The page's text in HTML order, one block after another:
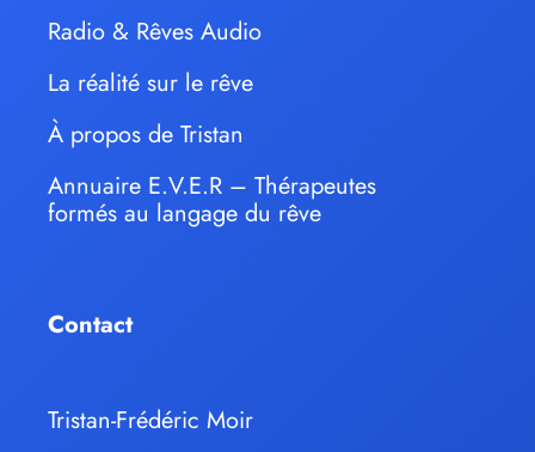
Radio & Rêves Audio
La réalité sur le rêve
À propos de Tristan
Annuaire E.V.E.R – Thérapeutes
formés au langage du rêve
Contact
Tristan-Frédéric Moir